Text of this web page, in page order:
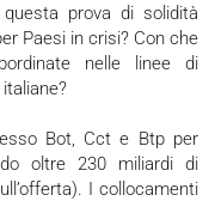
prova di solidità
Paesi in crisi? Con che
nelle linee di
oltre 230 miliardi di
I collocamenti